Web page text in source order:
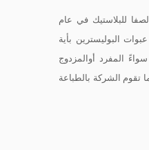
للبلاستيك في عام
البوليسترين بأية
المفرد أوالمزدوج
تقوم الشركة بالطباعة